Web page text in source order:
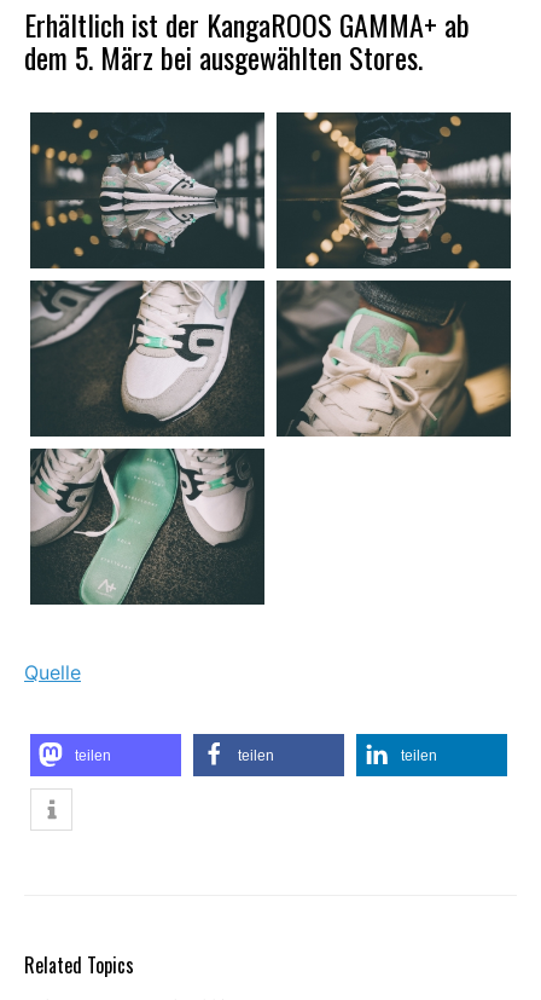
Erhältlich ist der KangaROOS GAMMA+ ab
dem 5. März bei ausgewählten Stores.
Quelle
teilen teilen teilen
Related Topics